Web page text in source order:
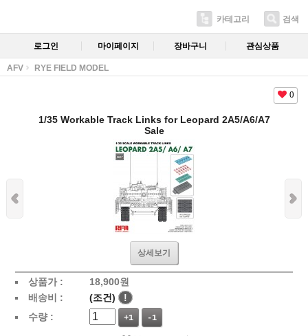
카테고리 검색
로그인 마이페이지 장바구니 관심상품
AFV RYE FIELD MODEL
0
1/35 Workable Track Links for Leopard 2A5/A6/A7
Sale
상세보기
상품가 : 18,900원
배송비 :
(조건)
!
수량 :
+1 -1